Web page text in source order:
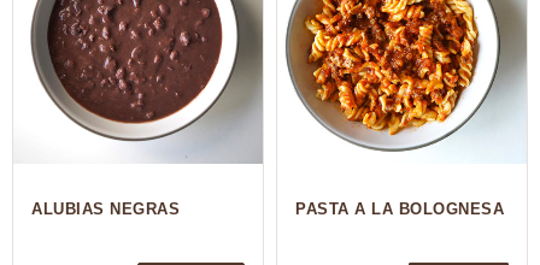
ALUBIAS NEGRAS PASTA A LA BOLOGNESA